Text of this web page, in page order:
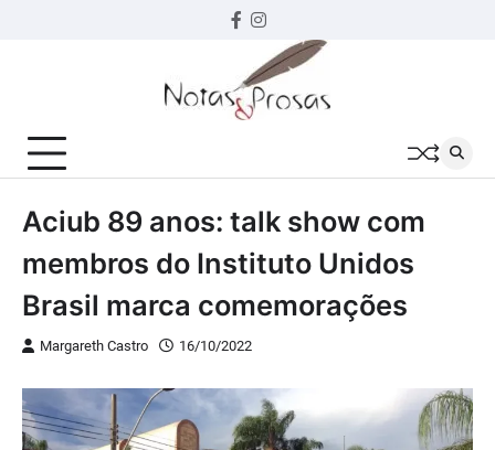
Facebook
instagram
Aciub 89 anos: talk show com
membros do Instituto Unidos
Brasil marca comemorações
Margareth Castro 16/10/2022